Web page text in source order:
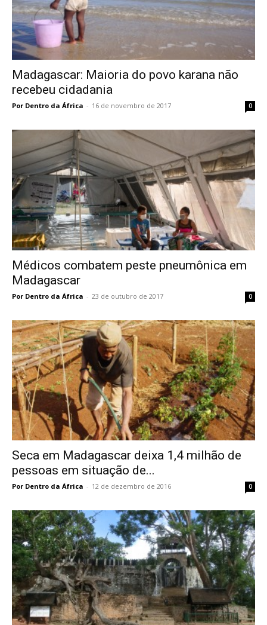
Madagascar: Maioria do povo karana não
recebeu cidadania
Por Dentro da África - 16 de novembro de 2017 0
Médicos combatem peste pneumônica em
Madagascar
Por Dentro da África - 23 de outubro de 2017 0
Seca em Madagascar deixa 1,4 milhão de
pessoas em situação de...
Por Dentro da África - 12 de dezembro de 2016 0